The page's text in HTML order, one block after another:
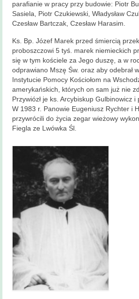
parafianie w pracy przy budowie: Piotr
Sasiela, Piotr Czukiewski, Władysław
Czesław Bartczak, Czesław Harasim.
Ks. Bp. Józef Marek przed śmiercią
proboszczowi 5 tyś. marek niemieckich
się w tym kościele za Jego duszę, a w
odprawiano Mszę Św. oraz aby odebrał
Instytucie Pomocy Kościołom na
amerykańskich, których on sam już nie
Przywiózł je ks. Arcybiskup Gulbinowicz i
W 1983 r. Panowie Eugeniusz Rychter i
przywrócili do życia zegar wieżowy
Fiegla ze Lwówka Śl.